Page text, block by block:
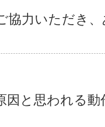
協力いただき
因と思われる